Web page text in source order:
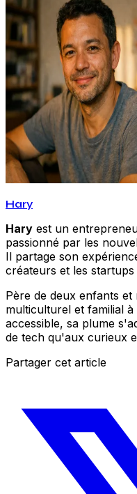
Hary
Hary est un
passionné par les
Il partage son
créateurs et les
Père de deux enfants
multiculturel et familial
accessible, sa plume
de tech qu'aux curieux
Partager cet article